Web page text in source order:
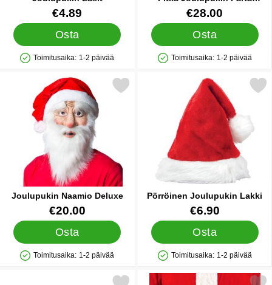
Tuote.nro 12119
€4.89
Osta
Saatavuus: Varastossa
Toimitusaika: 1-2 päivää
Peruukilla ja Kulmakarvoilla
Tuote.nro 13887
€28.00
Osta
Saatavuus: Varastossa
Toimitusaika: 1-2 päivää
Joulupukin Naamio Deluxe
Tuote.nro 9614€20.00
Osta
Saatavuus: Varastossa
Toimitusaika: 1-2 päivää
Merkitse joulupukin Naamio Deluxe suosikiksi
Pörröinen Joulupukin Lakki
Tuote.nro 31611
€6.90
Osta
Saatavuus: Varastossa
Toimitusaika: 1-2 päivää
Merkitse pörröinen